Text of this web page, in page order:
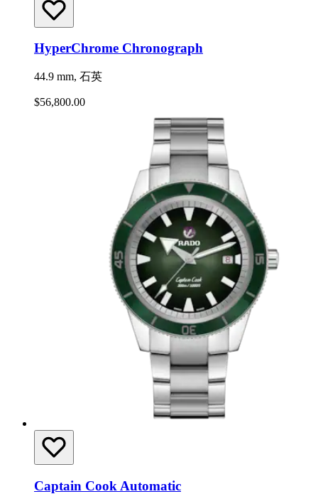
HyperChrome Chronograph
44.9 mm, 石英
$56,800.00
Captain Cook Automatic